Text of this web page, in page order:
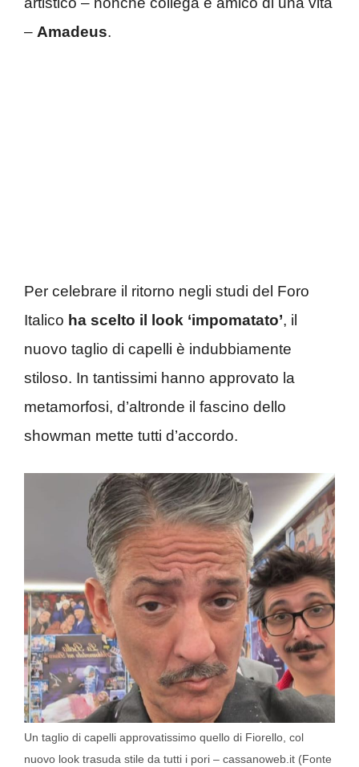
– Amadeus.
Per celebrare il ritorno negli studi del Foro
Italico ha scelto il look ‘impomatato’, il
nuovo taglio di capelli è indubbiamente
stiloso. In tantissimi hanno approvato la
metamorfosi, d’altronde il fascino dello
showman mette tutti d’accordo.
Un taglio di capelli approvatissimo quello di Fiorello, col
nuovo look trasuda stile da tutti i pori – cassanoweb.it (Fonte